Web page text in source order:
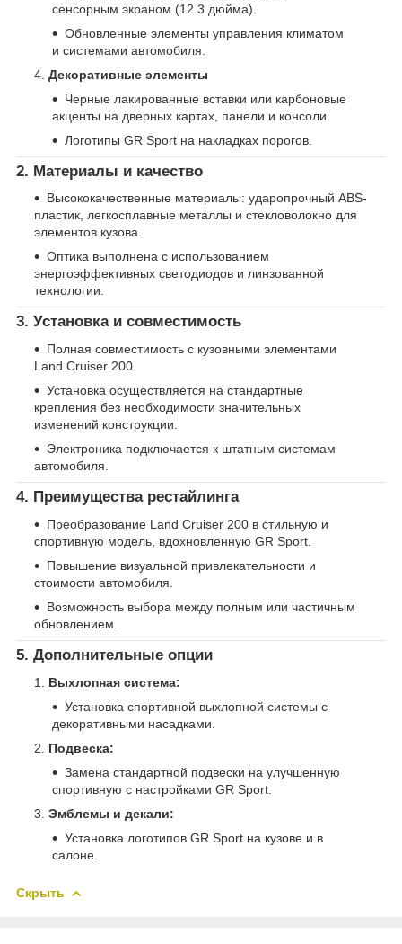
сенсорным экраном (12.3 дюйма).
Обновленные элементы управления климатом
и системами автомобиля.
Декоративные элементы
Черные лакированные вставки или карбоновые
акценты на дверных картах, панели и консоли.
Логотипы GR Sport на накладках порогов.
2. Материалы и качество
Высококачественные материалы: ударопрочный ABS-
пластик, легкосплавные металлы и стекловолокно для
элементов кузова.
Оптика выполнена с использованием
энергоэффективных светодиодов и линзованной
технологии.
3. Установка и совместимость
Полная совместимость с кузовными элементами
Land Cruiser 200.
Установка осуществляется на стандартные
крепления без необходимости значительных
изменений конструкции.
Электроника подключается к штатным системам
автомобиля.
4. Преимущества рестайлинга
Преобразование Land Cruiser 200 в стильную и
спортивную модель, вдохновленную GR Sport.
Повышение визуальной привлекательности и
стоимости автомобиля.
Возможность выбора между полным или частичным
обновлением.
5. Дополнительные опции
Выхлопная система:
Установка спортивной выхлопной системы с
декоративными насадками.
Подвеска:
Замена стандартной подвески на улучшенную
спортивную с настройками GR Sport.
Эмблемы и декали:
Установка логотипов GR Sport на кузове и в
салоне.
Скрыть